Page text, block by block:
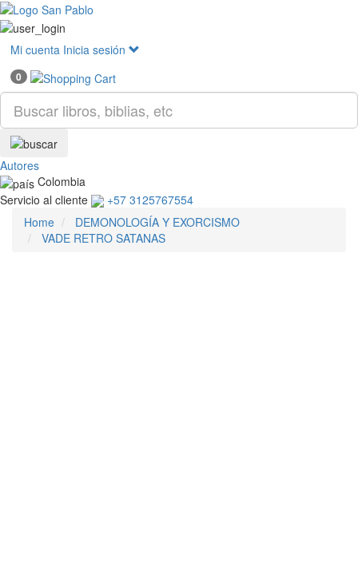
Mi cuenta Inicia sesión
0
Autores
Colombia
Servicio al cliente
+57 3125767554
Home
DEMONOLOGÍA Y EXORCISMO
VADE RETRO SATANAS